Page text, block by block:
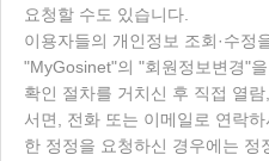
요청할 수도 있습니다.
이용자들의 개인정보 조회·수정
"MyGosinet"의 "회원정보변경"
확인 절차를 거치신 후 직접 열
서면, 전화 또는 이메일로 연락
한 정정을 요청하신 경우에는